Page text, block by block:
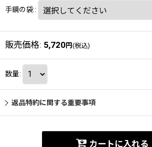
手鏡の袋::
販売価格: 5,720円 (税込)
数量:
返品特約に関する重要事項
カートに入れる